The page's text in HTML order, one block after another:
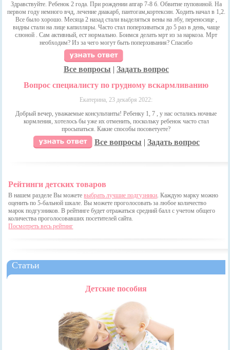
Здравствуйте. Ребенок 2 года. При рождении апгар 7-8 б. Обвитие пуповиной. На
первом году немного вчд, лечение диакарб, пантогам,кортексин. Ходить начал в 1,2.
Все было хорошо. Месяца 2 назад стали выделяться вены на лбу, переносице ,
видны стали на лице капилляры. Часто стал поперхиваться до 5 раз в день, чаще
слюной . Сам активный, ест нормально. Боимся делать мрт из за наркоза. Мрт
необходим? Из за чего могут быть поперхивания? Спасибо
Все вопросы | Задать вопрос
Вопрос специалисту по грудному вскармливанию
Екатерина, 23 декабря 2022:
Добрый вечер, уважаемые консультанты! Ребенку 1, 7 , у нас остались ночные
кормления, хотелось бы уже их отменить, поскольку ребенок часто стал
просыпаться. Какие способы посоветуете?
Все вопросы | Задать вопрос
Рейтинги детских товаров
В нашем разделе Вы можетевыбрать лучшие подгузники. Каждую марку можно
оценить по 5-бальной шкале. Вы можете проголосовать за любое количество
марок подгузников. В рейтинге будет отражаться средний балл с учетом общего
количества проголосовавших посетителей сайта.
Посмотреть весь рейтинг
Статьи
Детские пособия